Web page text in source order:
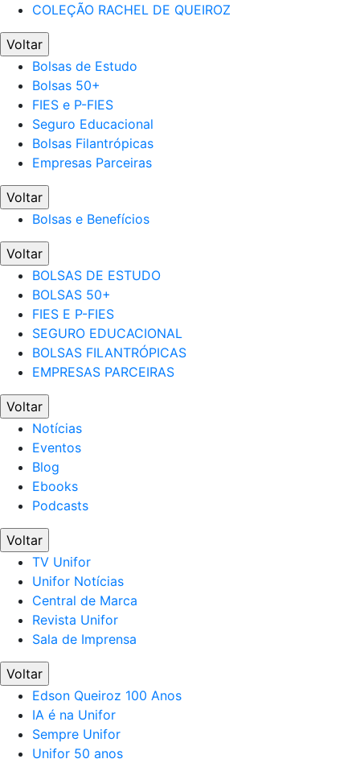
COLEÇÃO RACHEL DE QUEIROZ
Voltar
Bolsas de Estudo
Bolsas 50+
FIES e P-FIES
Seguro Educacional
Bolsas Filantrópicas
Empresas Parceiras
Voltar
Bolsas e Benefícios
Voltar
BOLSAS DE ESTUDO
BOLSAS 50+
FIES E P-FIES
SEGURO EDUCACIONAL
BOLSAS FILANTRÓPICAS
EMPRESAS PARCEIRAS
Voltar
Notícias
Eventos
Blog
Ebooks
Podcasts
Voltar
TV Unifor
Unifor Notícias
Central de Marca
Revista Unifor
Sala de Imprensa
Voltar
Edson Queiroz 100 Anos
IA é na Unifor
Sempre Unifor
Unifor 50 anos